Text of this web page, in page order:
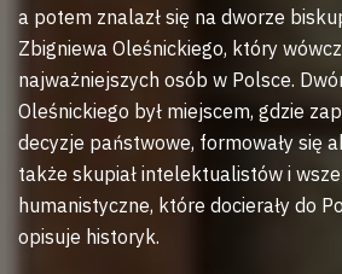
a potem znalazł się na dworze
Zbigniewa Oleśnickiego, który
najważniejszych osób w Polsce.
Oleśnickiego był miejscem, gdzie
decyzje państwowe, formowały się
także skupiał intelektualistów i
humanistyczne, które docierały do
opisuje historyk.